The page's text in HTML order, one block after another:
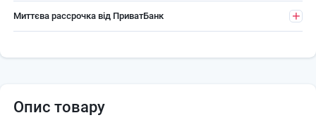
Миттєва рассрочка від ПриватБанк
Опис товару